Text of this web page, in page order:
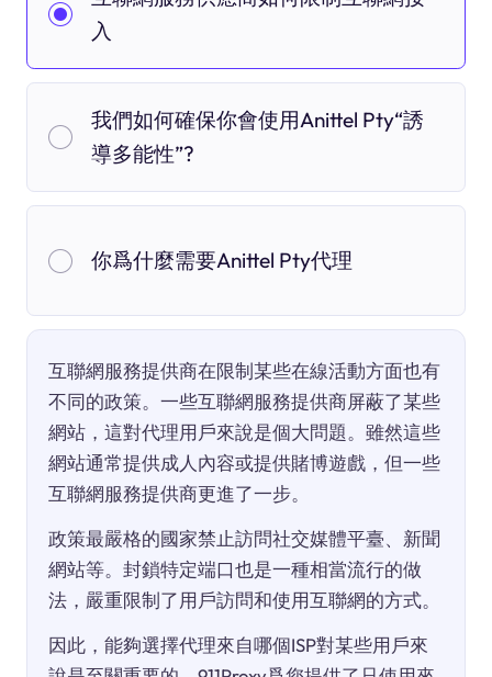
入
我們如何確保你會使用Anittel Pty“誘
導多能性”?
你爲什麼需要Anittel Pty代理
互聯網服務提供商在限制某些在線活動方面也有
不同的政策。一些互聯網服務提供商屏蔽了某些
網站，這對代理用戶來說是個大問題。雖然這些
網站通常提供成人內容或提供賭博遊戲，但一些
互聯網服務提供商更進了一步。
政策最嚴格的國家禁止訪問社交媒體平臺、新聞
網站等。封鎖特定端口也是一種相當流行的做
法，嚴重限制了用戶訪問和使用互聯網的方式。
因此，能夠選擇代理來自哪個ISP對某些用戶來